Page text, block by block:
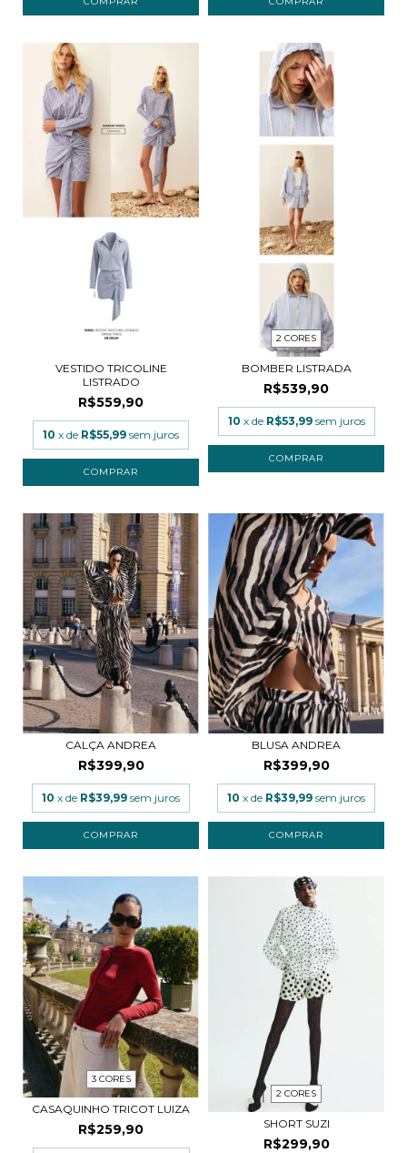
VESTIDO TRICOLINE
LISTRADO
R$559,90
10 x de R$55,99 sem juros
COMPRAR
2 CORES
BOMBER LISTRADA
R$539,90
10 x de R$53,99 sem juros
COMPRAR
CALÇA ANDREA
R$399,90
10 x de R$39,99 sem juros
COMPRAR
BLUSA ANDREA
R$399,90
10 x de R$39,99 sem juros
COMPRAR
3 CORES
CASAQUINHO TRICOT LUIZA
R$259,90
2 CORES
SHORT SUZI
R$299,90